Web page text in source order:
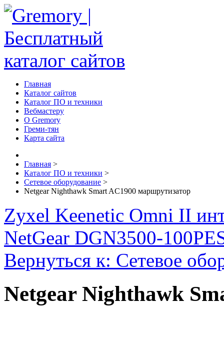
Главная
Каталог сайтов
Каталог ПО и техники
Вебмастеру
О Gremory
Греми-тян
Карта сайта
Главная >
Каталог ПО и техники >
Сетевое оборудование >
Netgear Nighthawk Smart AC1900 маршрутизатор
Zyxel Keenetic Omni II
NetGear DGN3500-
Вернуться к: Сетевое
Netgear Nighthawk